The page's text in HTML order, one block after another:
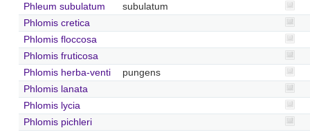
Phleum subulatum
subulatum
Phlomis cretica
Phlomis floccosa
Phlomis fruticosa
Phlomis herba-venti
pungens
Phlomis lanata
Phlomis lycia
Phlomis pichleri